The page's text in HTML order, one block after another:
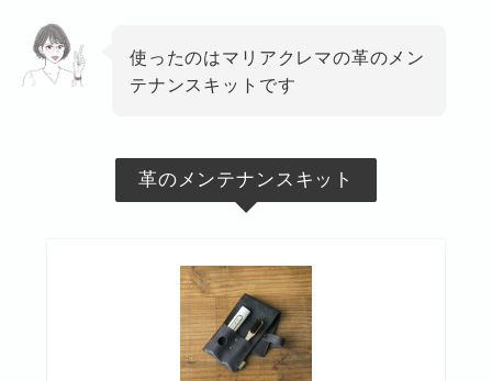
使ったのはマリアクレマの革のメン
テナンスキットです
革のメンテナンスキット